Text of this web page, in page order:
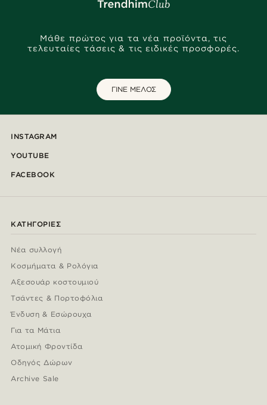
Μάθε πρώτος για τα νέα προϊόντα, τις
τελευταίες τάσεις & τις ειδικές προσφορές.
ΓΙΝΕ ΜΕΛΟΣ
INSTAGRAM
YOUTUBE
FACEBOOK
ΚΑΤΗΓΟΡΊΕΣ
Νέα συλλογή
Κοσμήματα & Ρολόγια
Αξεσουάρ κοστουμιού
Τσάντες & Πορτοφόλια
Ένδυση & Εσώρουχα
Για τα Μάτια
Ατομική Φροντίδα
Οδηγός Δώρων
Archive Sale